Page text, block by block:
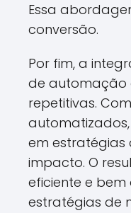
Essa
conversão.
Por fim, a
de automação
repetitivas.
em estratégias
impacto. O
eficiente e
estratégias de